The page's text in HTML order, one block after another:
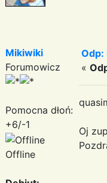
Mikiwiki
Forumowicz
Pomocna dłoń:
+6/-1
Offline
Odp:
«
Oj